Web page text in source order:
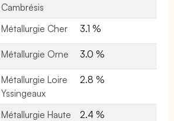
Cambrésis
Métallurgie Cher 3.1 %
Métallurgie Orne 3.0 %
Métallurgie Loire
Yssingeaux
2.8 %
Métallurgie Haute
2.4 %